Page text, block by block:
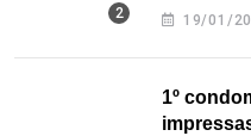
nos EUA
19/01/
1º